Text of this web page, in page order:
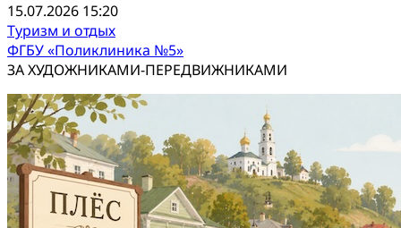
15.07.2026 15:20
Туризм и отдых
ФГБУ «Поликлиника №5»
ЗА ХУДОЖНИКАМИ-ПЕРЕДВИЖНИКАМИ